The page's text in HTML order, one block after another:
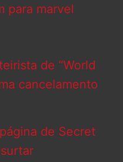
de “World
cancelamento
de Secret